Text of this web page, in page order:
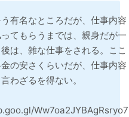
有名なところだが、仕事内容
てもらうまでは、親身だが一
は、雑な仕事をされる。ここ
の安さくらいだが、仕事内容
わざるを得ない。
Ww7oa2JYBAgRsryo7